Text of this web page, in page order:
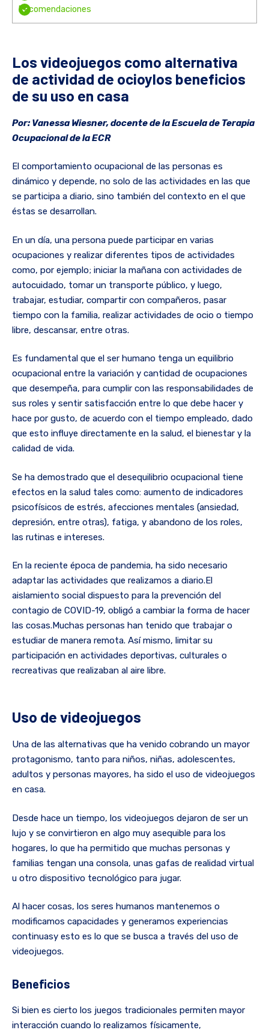
Recomendaciones
Los videojuegos como alternativa
de actividad de ocioylos beneficios
de su uso en casa
Por: Vanessa Wiesner, docente de la Escuela de Terapia
Ocupacional de la ECR
El comportamiento ocupacional de las personas es
dinámico y depende, no solo de las actividades en las que
se participa a diario, sino también del contexto en el que
éstas se desarrollan.
En un día, una persona puede participar en varias
ocupaciones y realizar diferentes tipos de actividades
como, por ejemplo; iniciar la mañana con actividades de
autocuidado, tomar un transporte público, y luego,
trabajar, estudiar, compartir con compañeros, pasar
tiempo con la familia, realizar actividades de ocio o tiempo
libre, descansar, entre otras.
Es fundamental que el ser humano tenga un equilibrio
ocupacional entre la variación y cantidad de ocupaciones
que desempeña, para cumplir con las responsabilidades de
sus roles y sentir satisfacción entre lo que debe hacer y
hace por gusto, de acuerdo con el tiempo empleado, dado
que esto influye directamente en la salud, el bienestar y la
calidad de vida.
Se ha demostrado que el desequilibrio ocupacional tiene
efectos en la salud tales como: aumento de indicadores
psicofísicos de estrés, afecciones mentales (ansiedad,
depresión, entre otras), fatiga, y abandono de los roles,
las rutinas e intereses.
En la reciente época de pandemia, ha sido necesario
adaptar las actividades que realizamos a diario.El
aislamiento social dispuesto para la prevención del
contagio de COVID-19, obligó a cambiar la forma de hacer
las cosas.Muchas personas han tenido que trabajar o
estudiar de manera remota. Así mismo, limitar su
participación en actividades deportivas, culturales o
recreativas que realizaban al aire libre.
Uso de videojuegos
Una de las alternativas que ha venido cobrando un mayor
protagonismo, tanto para niños, niñas, adolescentes,
adultos y personas mayores, ha sido el uso de videojuegos
en casa.
Desde hace un tiempo, los videojuegos dejaron de ser un
lujo y se convirtieron en algo muy asequible para los
hogares, lo que ha permitido que muchas personas y
familias tengan una consola, unas gafas de realidad virtual
u otro dispositivo tecnológico para jugar.
Al hacer cosas, los seres humanos mantenemos o
modificamos capacidades y generamos experiencias
continuasy esto es lo que se busca a través del uso de
videojuegos.
Beneficios
Si bien es cierto los juegos tradicionales permiten mayor
interacción cuando lo realizamos físicamente,